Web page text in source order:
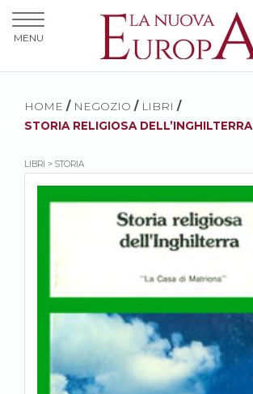
HOME / NEGOZIO / LIBRI /
STORIA RELIGIOSA DELL’INGHILTERRA
LIBRI > STORIA
MENU